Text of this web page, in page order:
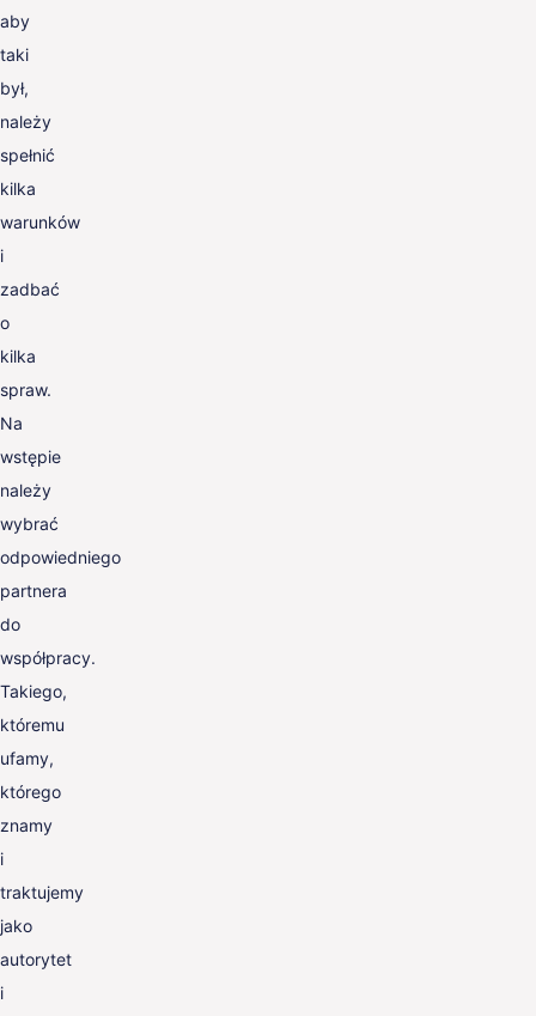
aby
taki
był,
należy
spełnić
kilka
warunków
i
zadbać
o
kilka
spraw.
Na
wstępie
należy
wybrać
odpowiedniego
partnera
do
współpracy.
Takiego,
któremu
ufamy,
którego
znamy
i
traktujemy
jako
autorytet
i